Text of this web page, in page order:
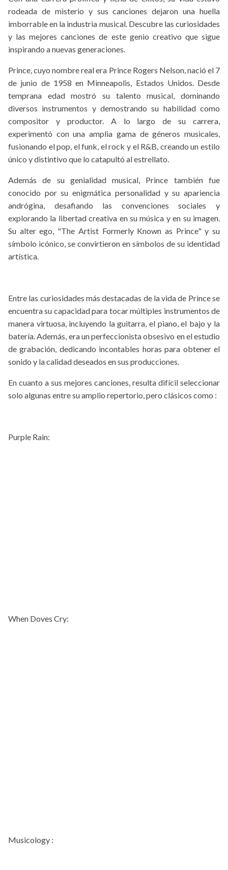
rodeada de misterio y sus canciones dejaron una huella
imborrable en la industria musical. Descubre las curiosidades
y las mejores canciones de este genio creativo que sigue
inspirando a nuevas generaciones.
Prince, cuyo nombre real era Prince Rogers Nelson, nació el 7
de junio de 1958 en Minneapolis, Estados Unidos. Desde
temprana edad mostró su talento musical, dominando
diversos instrumentos y demostrando su habilidad como
compositor y productor. A lo largo de su carrera,
experimentó con una amplia gama de géneros musicales,
fusionando el pop, el funk, el rock y el R&B, creando un estilo
único y distintivo que lo catapultó al estrellato.
Además de su genialidad musical, Prince también fue
conocido por su enigmática personalidad y su apariencia
andrógina, desafiando las convenciones sociales y
explorando la libertad creativa en su música y en su imagen.
Su alter ego, "The Artist Formerly Known as Prince" y su
símbolo icónico, se convirtieron en símbolos de su identidad
artística.
Entre las curiosidades más destacadas de la vida de Prince se
encuentra su capacidad para tocar múltiples instrumentos de
manera virtuosa, incluyendo la guitarra, el piano, el bajo y la
batería. Además, era un perfeccionista obsesivo en el estudio
de grabación, dedicando incontables horas para obtener el
sonido y la calidad deseados en sus producciones.
En cuanto a sus mejores canciones, resulta difícil seleccionar
solo algunas entre su amplio repertorio, pero clásicos como :
Purple Rain:
When Doves Cry:
Musicology :